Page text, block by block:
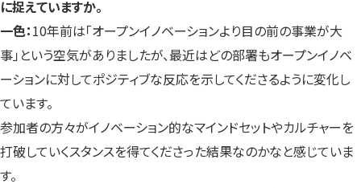
に捉えていますか。
一色：10年前は「オープンイノベーションより目の前の事業が大
事」という空気がありましたが、最近はどの部署もオープンイノベ
ーションに対してポジティブな反応を示してくださるように変化し
ています。
参加者の方々がイノベーション的なマインドセットやカルチャーを
打破していくスタンスを得てくださった結果なのかなと感じていま
す。